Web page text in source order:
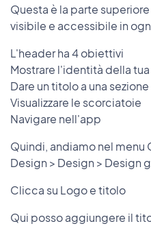
Questa è la parte
visibile e accessibile in
L'header ha 4 obiettivi
Mostrare l'identità della
Dare un titolo a una sezione
Visualizzare le scorciatoie
Navigare nell'app
Quindi, andiamo nel menu
Design > Design > Design
Clicca su Logo e titolo
Qui posso aggiungere il